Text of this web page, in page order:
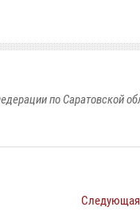
по Саратовской